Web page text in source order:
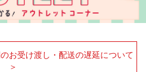
お受け渡し・配送の遅延について
＞